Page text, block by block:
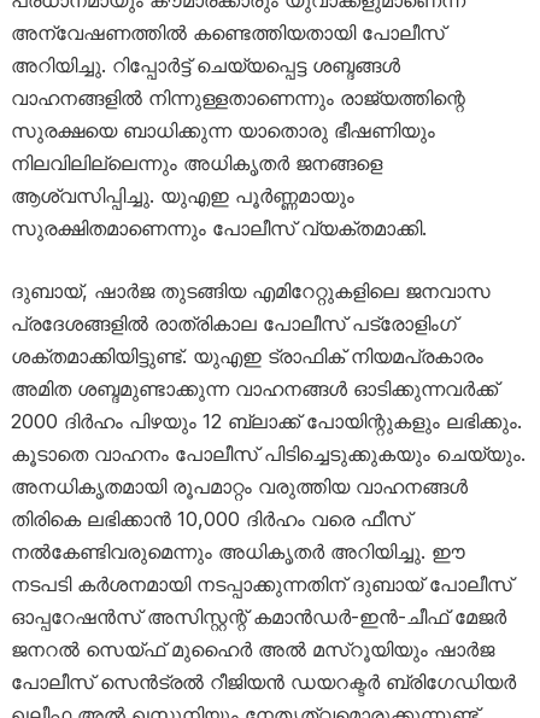
അന്വേഷണത്തിൽ കണ്ടെത്തിയതായി പോലീസ്
അറിയിച്ചു. റിപ്പോർട്ട് ചെയ്യപ്പെട്ട ശബ്ദങ്ങൾ
വാഹനങ്ങളിൽ നിന്നുള്ളതാണെന്നും രാജ്യത്തിന്റെ
സുരക്ഷയെ ബാധിക്കുന്ന യാതൊരു ഭീഷണിയും
നിലവിലില്ലെന്നും അധികൃതർ ജനങ്ങളെ
ആശ്വസിപ്പിച്ചു. യുഎഇ പൂർണ്ണമായും
സുരക്ഷിതമാണെന്നും പോലീസ് വ്യക്തമാക്കി.
ദുബായ്, ഷാർജ തുടങ്ങിയ എമിറേറ്റുകളിലെ ജനവാസ
പ്രദേശങ്ങളിൽ രാത്രികാല പോലീസ് പട്രോളിംഗ്
ശക്തമാക്കിയിട്ടുണ്ട്. യുഎഇ ട്രാഫിക് നിയമപ്രകാരം
അമിത ശബ്ദമുണ്ടാക്കുന്ന വാഹനങ്ങൾ ഓടിക്കുന്നവർക്ക്
2000 ദിർഹം പിഴയും 12 ബ്ലാക്ക് പോയിന്റുകളും ലഭിക്കും.
കൂടാതെ വാഹനം പോലീസ് പിടിച്ചെടുക്കുകയും ചെയ്യും.
അനധികൃതമായി രൂപമാറ്റം വരുത്തിയ വാഹനങ്ങൾ
തിരികെ ലഭിക്കാൻ 10,000 ദിർഹം വരെ ഫീസ്
നൽകേണ്ടിവരുമെന്നും അധികൃതർ അറിയിച്ചു. ഈ
നടപടി കർശനമായി നടപ്പാക്കുന്നതിന് ദുബായ് പോലീസ്
ഓപ്പറേഷൻസ് അസിസ്റ്റന്റ് കമാൻഡർ-ഇൻ-ചീഫ് മേജർ
ജനറൽ സെയ്ഫ് മുഹൈർ അൽ മസ്‌റൂയിയും ഷാർജ
പോലീസ് സെൻട്രൽ റീജിയൻ ഡയറക്ടർ ബ്രിഗേഡിയർ